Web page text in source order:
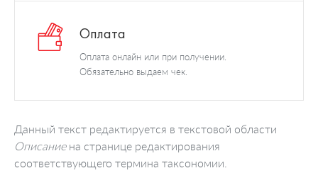
Оплата
Оплата онлайн или при получении.
Обязательно выдаем чек.
Данный текст редактируется в текстовой области
Описаниена странице редактирования
соответствующего термина таксономии.